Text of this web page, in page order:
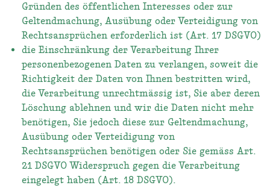
Gründen des öffentlichen Interesses oder zur
Geltendmachung, Ausübung oder Verteidigung von
Rechtsansprüchen erforderlich ist (Art. 17 DSGVO)
die Einschränkung der Verarbeitung Ihrer
personenbezogenen Daten zu verlangen, soweit die
Richtigkeit der Daten von Ihnen bestritten wird,
die Verarbeitung unrechtmässig ist, Sie aber deren
Löschung ablehnen und wir die Daten nicht mehr
benötigen, Sie jedoch diese zur Geltendmachung,
Ausübung oder Verteidigung von
Rechtsansprüchen benötigen oder Sie gemäss Art.
21 DSGVO Widerspruch gegen die Verarbeitung
eingelegt haben (Art. 18 DSGVO).